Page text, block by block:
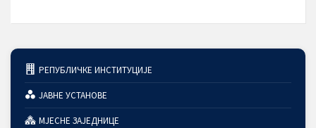
РЕПУБЛИЧКЕ ИНСТИТУЦИЈЕ
ЈАВНЕ УСТАНОВЕ
МЈЕСНЕ ЗАЈЕДНИЦЕ